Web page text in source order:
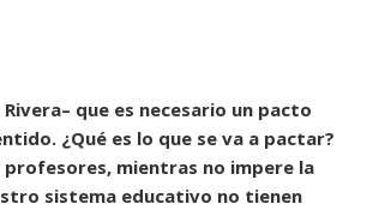
que es necesario un pacto
¿Qué es lo que se va a pactar?
mientras no impere la
sistema educativo no tienen